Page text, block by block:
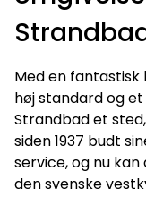
Med en fantastisk
høj standard og
Strandbad et
siden 1937 budt
service, og nu
den svenske